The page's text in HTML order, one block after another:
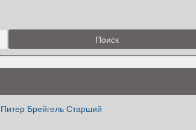
Питер Брейгель Старший